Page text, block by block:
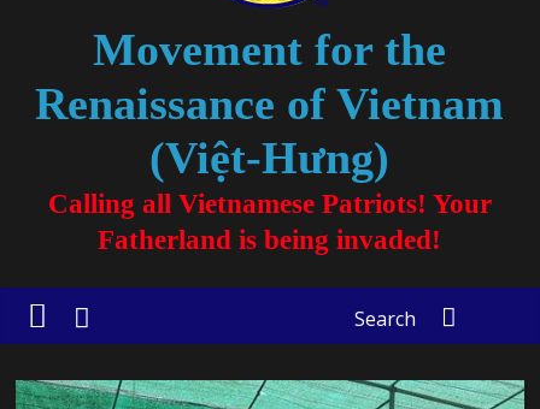
Movement for the
Renaissance of Vietnam
(Việt-Hưng)
Calling all Vietnamese Patriots! Your
Fatherland is being invaded!
Search